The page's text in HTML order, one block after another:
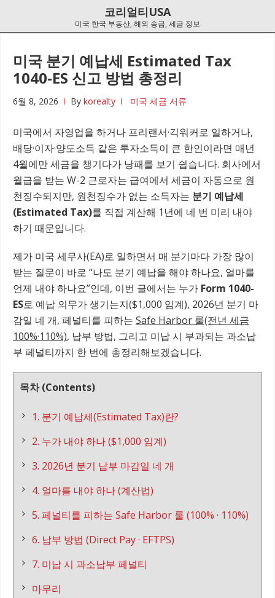
코리얼티USA
미국 한국 부동산, 해외 송금, 세금 정보
미국 분기 예납세 Estimated Tax
1040-ES 신고 방법 총정리
6월 8, 2026 By korealty 미국 세금 서류
미국에서 자영업을 하거나 프리랜서·긱워커로 일하거나,
배당·이자·양도소득 같은 투자소득이 큰 한인이라면 매년
4월에만 세금을 챙기다가 낭패를 보기 쉽습니다. 회사에서
월급을 받는 W-2 근로자는 급여에서 세금이 자동으로 원
천징수되지만, 원천징수가 없는 소득자는 분기 예납세
(Estimated Tax)를 직접 계산해 1년에 네 번 미리 내야
하기 때문입니다.
제가 미국 세무사(EA)로 일하면서 매 분기마다 가장 많이
받는 질문이 바로 “나도 분기 예납을 해야 하나요, 얼마를
언제 내야 하나요”인데, 이번 글에서는 누가 Form 1040-
ES로 예납 의무가 생기는지($1,000 임계), 2026년 분기 마
감일 네 개, 페널티를 피하는 Safe Harbor 룰(전년 세금
100%·110%), 납부 방법, 그리고 미납 시 부과되는 과소납
부 페널티까지 한 번에 총정리해보겠습니다.
목차 (Contents)
1. 분기 예납세(Estimated Tax)란?
2. 누가 내야 하나 ($1,000 임계)
3. 2026년 분기 납부 마감일 네 개
4. 얼마를 내야 하나 (계산법)
5. 페널티를 피하는 Safe Harbor 룰 (100% · 110%)
6. 납부 방법 (Direct Pay · EFTPS)
7. 미납 시 과소납부 페널티
마무리